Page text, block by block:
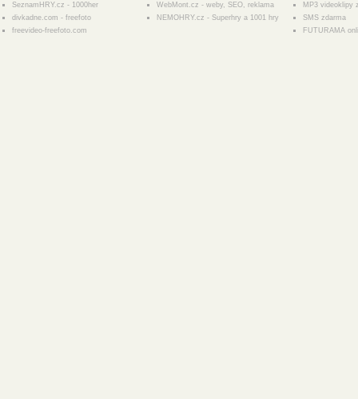
SeznamHRY.cz - 1000her
divkadne.com - freefoto
freevideo-freefoto.com
WebMont.cz - weby, SEO, reklama
NEMOHRY.cz - Superhry a 1001 hry
MP3 videoklipy
SMS zdarma
FUTURAMA